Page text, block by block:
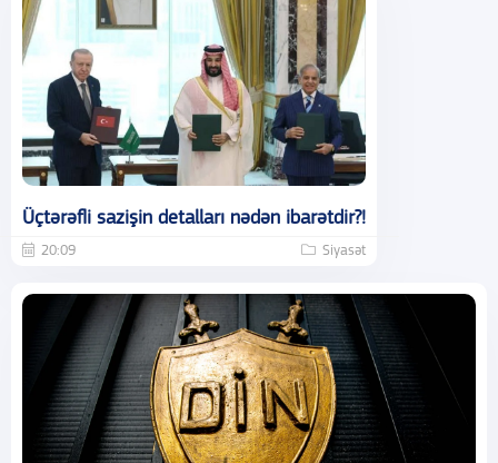
Üçtərəfli sazişin detalları nədən ibarətdir?!
20:09 Siyasət